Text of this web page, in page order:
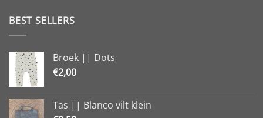
BEST SELLERS
Broek || Dots
€2,00
Tas || Blanco vilt klein